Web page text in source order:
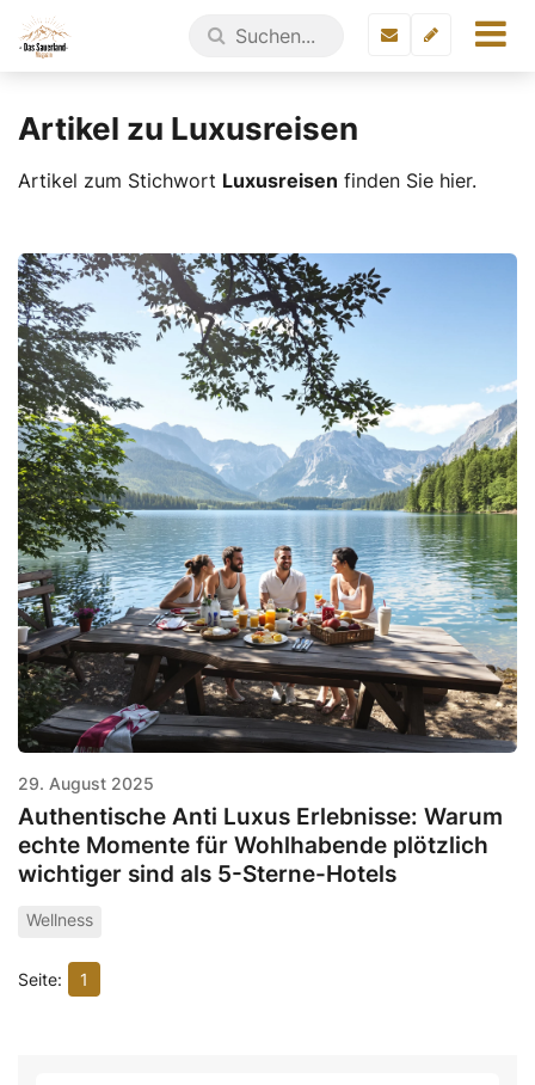
Artikel zu Luxusreisen
Artikel zum Stichwort Luxusreisen finden Sie hier.
29. August 2025
Authentische Anti Luxus Erlebnisse: Warum
echte Momente für Wohlhabende plötzlich
wichtiger sind als 5-Sterne-Hotels
Wellness
1